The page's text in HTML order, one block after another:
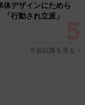
デザインにためら
行動され立派」
６位以降を見る